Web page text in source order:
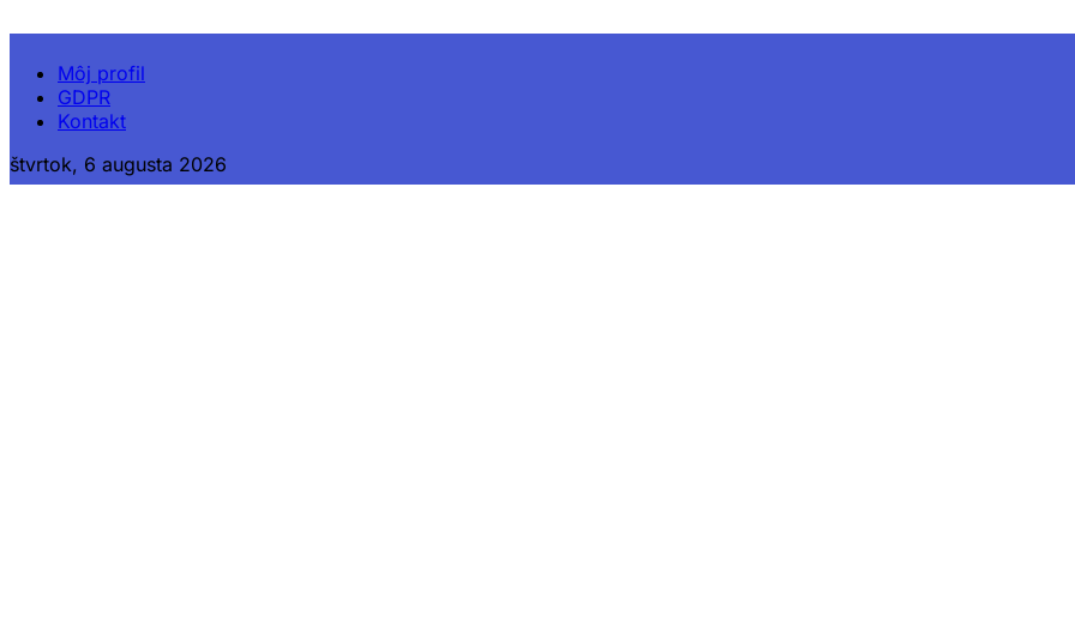
Môj profil
GDPR
Kontakt
štvrtok, 6 augusta 2026